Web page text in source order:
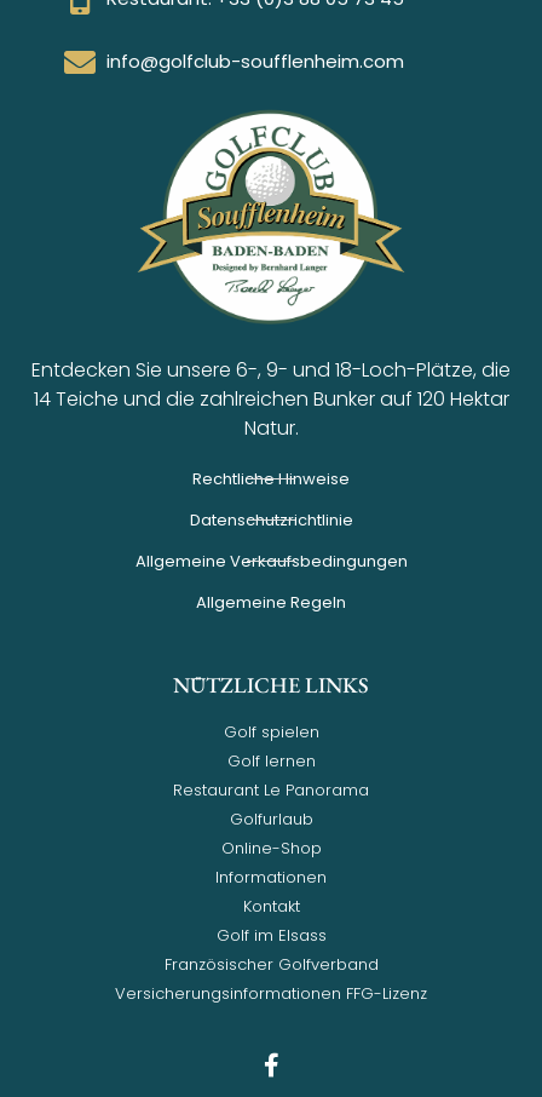
info@golfclub-soufflenheim.com
Entdecken Sie unsere 6-, 9- und 18-Loch-Plätze, die
14 Teiche und die zahlreichen Bunker auf 120 Hektar
Natur.
Rechtliche Hinweise
Datenschutzrichtlinie
Allgemeine Verkaufsbedingungen
Allgemeine Regeln
NÜTZLICHE LINKS
Golf spielen
Golf lernen
Restaurant Le Panorama
Golfurlaub
Online-Shop
Informationen
Kontakt
Golf im Elsass
Französischer Golfverband
Versicherungsinformationen FFG-Lizenz